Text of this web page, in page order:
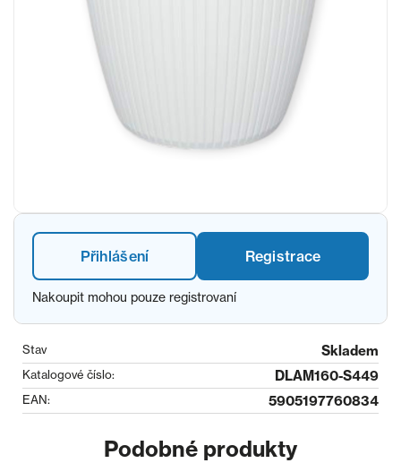
Přihlášení Registrace
Nakoupit mohou pouze registrovaní
Stav Skladem
Katalogové číslo: DLAM160-S449
EAN: 5905197760834
Podobné produkty